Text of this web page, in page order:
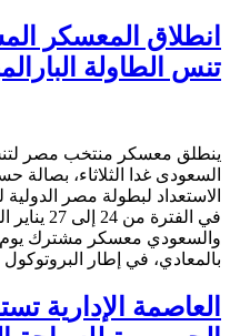
انطلاق المعسكر
تنس الطاولة
ينطلق معسكر منتخب مصر
السعودى غدا الثلاثاء،
الاستعداد لبطولة مصر الدولية
في
بالمعادي، في إطار
العاصمة